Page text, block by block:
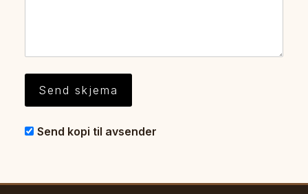
Send kopi til avsender